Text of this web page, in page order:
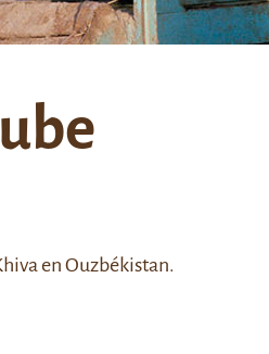
en Ouzbékistan.